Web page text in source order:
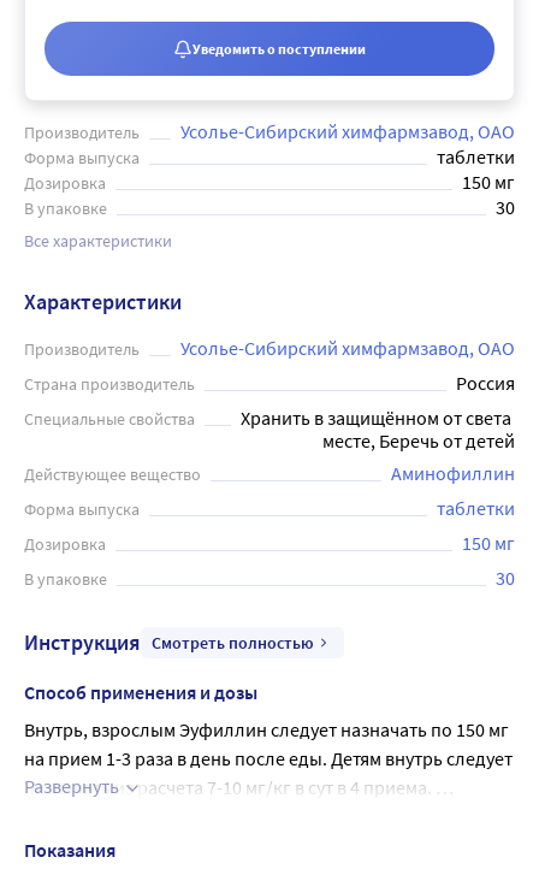
Производитель Усолье-Сибирский химфармзавод, ОАО
Форма выпуска таблетки
Дозировка 150 мг
В упаковке 30
Все характеристики
Уведомить о поступлении
Характеристики
Производитель Усолье-Сибирский химфармзавод, ОАО
Страна производитель Россия
Специальные свойства
Хранить в защищённом от света
месте, Беречь от детей
Действующее вещество Аминофиллин
Форма выпуска таблетки
Дозировка 150 мг
В упаковке 30
Инструкция Смотреть полностью
Способ применения и дозы
Внутрь, взрослым Эуфиллин следует назначать по 150 мг
на прием 1-3 раза в день после еды. Детям внутрь следует
назначать из расчета 7-10 мг/кг в сут в 4 приема.
нескольких месяцев, в зависимости от течения
Развернуть
Показания